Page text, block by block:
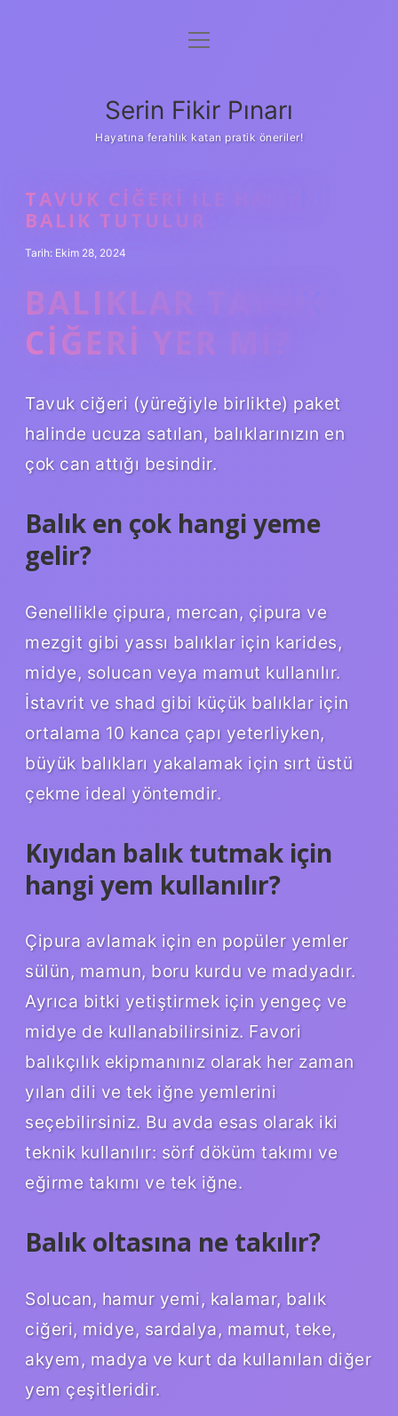
Gizlilik Politikası
Yasal Uyarı
menüyü
Serin Fikir Pınarı
Hayatına ferahlık katan pratik öneriler!
TAVUK CIĞERI ILE HANGI
BALIK TUTULUR
Tarih: Ekim 28, 2024
BALIKLAR TAVUK
CIĞERI YER MI?
Tavuk ciğeri (yüreğiyle birlikte) paket
halinde ucuza satılan, balıklarınızın en
çok can attığı besindir.
Balık en çok hangi yeme
gelir?
Genellikle çipura, mercan, çipura ve
mezgit gibi yassı balıklar için karides,
midye, solucan veya mamut kullanılır.
İstavrit ve shad gibi küçük balıklar için
ortalama 10 kanca çapı yeterliyken,
büyük balıkları yakalamak için sırt üstü
çekme ideal yöntemdir.
Kıyıdan balık tutmak için
hangi yem kullanılır?
Çipura avlamak için en popüler yemler
sülün, mamun, boru kurdu ve madyadır.
Ayrıca bitki yetiştirmek için yengeç ve
midye de kullanabilirsiniz. Favori
balıkçılık ekipmanınız olarak her zaman
yılan dili ve tek iğne yemlerini
seçebilirsiniz. Bu avda esas olarak iki
teknik kullanılır: sörf döküm takımı ve
eğirme takımı ve tek iğne.
Balık oltasına ne takılır?
Solucan, hamur yemi, kalamar, balık
ciğeri, midye, sardalya, mamut, teke,
akyem, madya ve kurt da kullanılan diğer
yem çeşitleridir.